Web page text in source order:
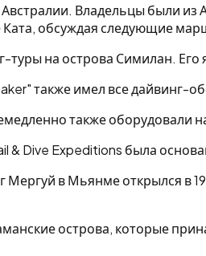
Владельцы были
Ката, обсуждая следующие
на острова Симилан. Его
также имел все дайвинг-
также оборудовали
& Dive Expeditions была
в Мьянме открылся в
острова, которые